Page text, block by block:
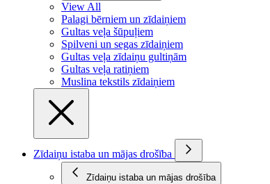
View All
Palagi bērniem un zīdaiņiem
Gultas veļa šūpuļiem
Spilveni un segas zīdaiņiem
Gultas veļa zīdaiņu gultiņām
Gultas veļa ratiņiem
Muslina tekstils zīdaiņiem
Zīdaiņu istaba un mājas drošība
Zīdaiņu istaba un mājas drošība